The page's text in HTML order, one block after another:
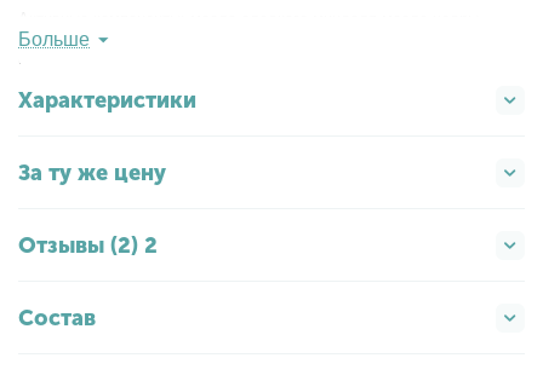
лимона, масло семян клещевины обыкновенной, витамин Е, масло
глицина сои.
Больше
Характеристики
За ту же цену
Отзывы (2) 2
Состав